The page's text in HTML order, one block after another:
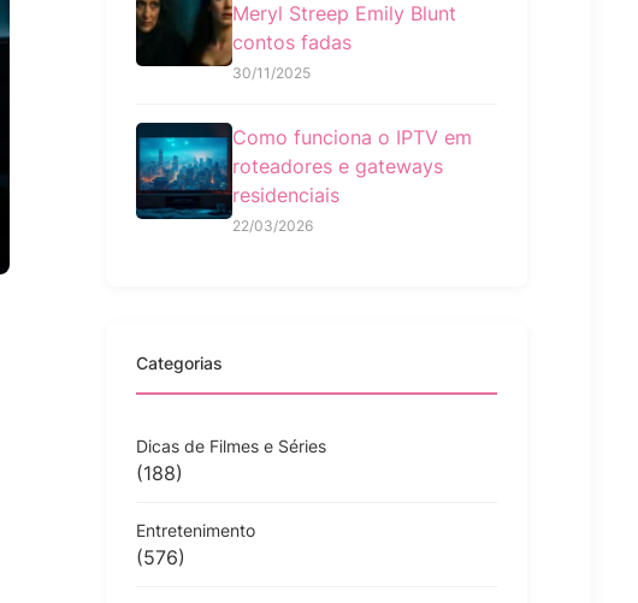
Meryl Streep Emily Blunt
contos fadas
30/11/2025
Como funciona o IPTV em
roteadores e gateways
residenciais
22/03/2026
Categorias
Dicas de Filmes e Séries
(188)
Entretenimento
(576)